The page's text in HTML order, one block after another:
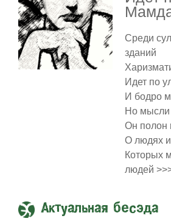
Среди
зданий
Идет по
И бодро
Но мысли
Он полон
О людях
Которых
людей
Актуальная бесэда